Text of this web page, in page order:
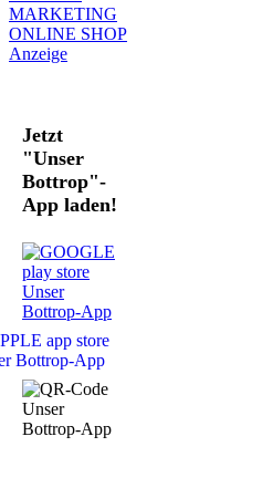
Jetzt
"Unser
Bottrop"-
App laden!